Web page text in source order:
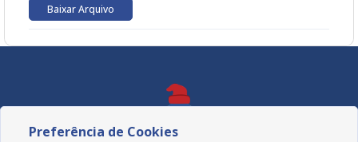
Baixar Arquivo
Preferência de Cookies